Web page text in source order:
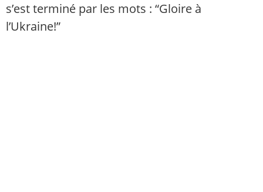
s’est terminé par les mots : “Gloire à
l’Ukraine!”